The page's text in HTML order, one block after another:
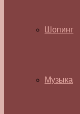
Шопинг
Музыка